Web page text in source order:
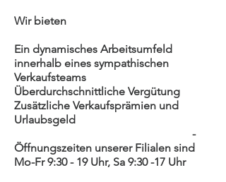
Wir bieten
Ein dynamisches Arbeitsumfeld
innerhalb eines sympathischen
Verkaufsteams
Überdurchschnittliche Vergütung
Zusätzliche Verkaufsprämien und
Urlaubsgeld
-
Öffnungszeiten unserer Filialen sind
Mo-Fr 9:30 - 19 Uhr, Sa 9:30 -17 Uhr